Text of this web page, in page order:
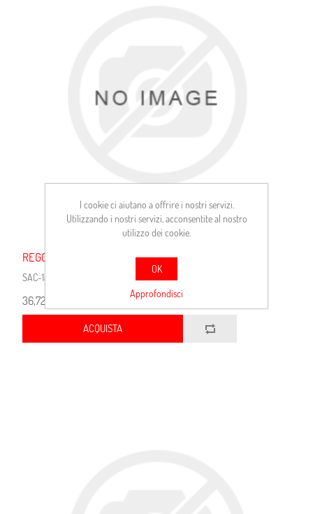
REGGISPINTA FORD AV
SAC-1850282154
36,72 €
ACQUISTA
I cookie ci aiutano a offrire i nostri servizi.
Utilizzando i nostri servizi, acconsentite al nostro
utilizzo dei cookie.
OK
Approfondisci